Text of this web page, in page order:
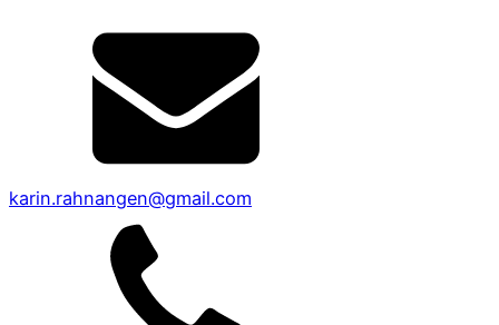
karin.rahnangen@gmail.com